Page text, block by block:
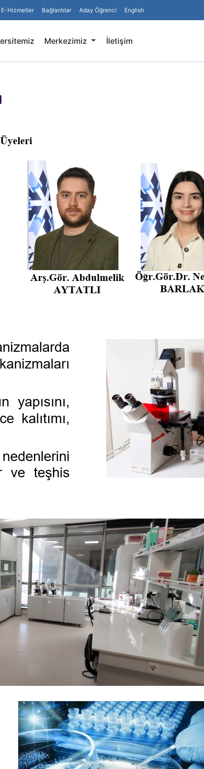
E-Hizmetler Bağlantılar Aday Öğrenci English
Merkezimiz İletişim